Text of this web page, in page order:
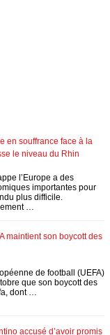
en souffrance face à la
le niveau du Rhin
l’Europe a des
importantes pour
plus difficile.
…
maintient son boycott des
de football (UEFA)
que son boycott des
dont …
accusé d’avoir promis